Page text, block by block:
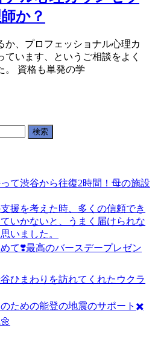
か？
か、プロフェッショナル心理カ
ています、というご相談をよく
。 資格も単発の学
て渋谷から往復2時間！母の施設
援を考えた時、多くの信頼でき
いかないと、うまく届けられな
いました。
て❣️最高のバースデープレゼン
ひまわりを訪れてくれたウクラ
ための能登の地震のサポート✖️